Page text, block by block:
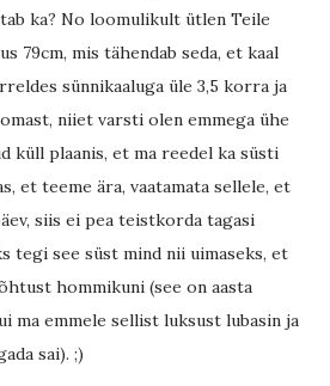
ka? No loomulikult ütlen Teile
79cm, mis tähendab seda, et kaal
sünnikaaluga üle 3,5 korra ja
niiet varsti olen emmega ühe
küll plaanis, et ma reedel ka süsti
et teeme ära, vaatamata sellele, et
siis ei pea teistkorda tagasi
tegi see süst mind nii uimaseks, et
hommikuni (see on aasta
ma emmele sellist luksust lubasin ja
sai). ;)